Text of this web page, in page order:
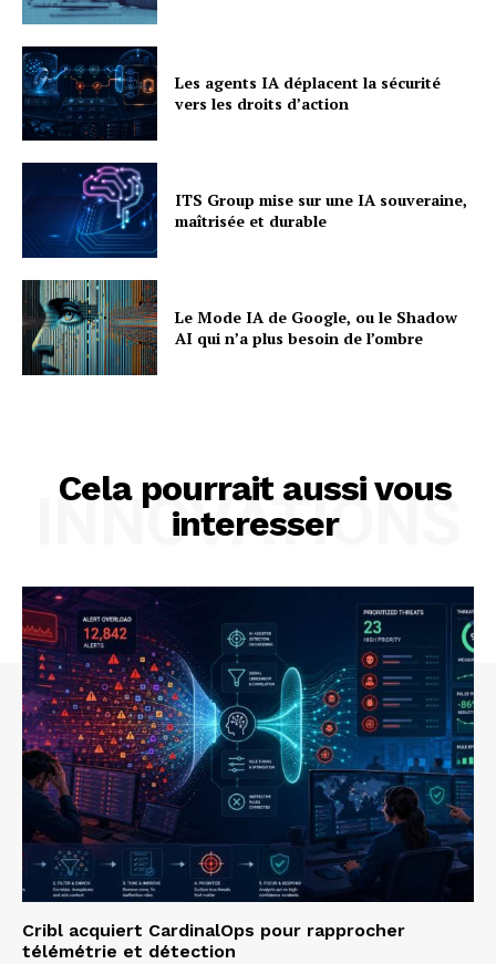
Les agents IA déplacent la sécurité
vers les droits d’action
ITS Group mise sur une IA souveraine,
maîtrisée et durable
Le Mode IA de Google, ou le Shadow
AI qui n’a plus besoin de l’ombre
Cela pourrait aussi vous
interesser
INNOVATIONS
Cribl acquiert CardinalOps pour rapprocher
télémétrie et détection